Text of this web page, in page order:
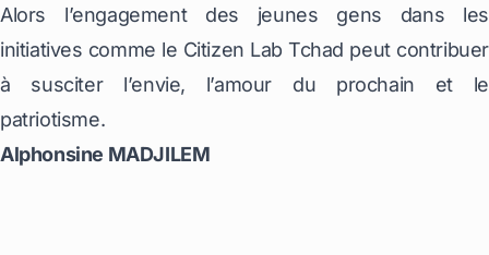
Alors l’engagement des jeunes gens dans les
initiatives comme le Citizen Lab Tchad peut contribuer
à susciter l’envie, l’amour du prochain et le
patriotisme.
Alphonsine MADJILEM